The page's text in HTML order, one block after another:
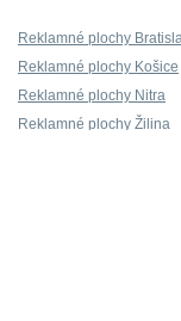
Reklamné plochy
Reklamné plochy Košice
Reklamné plochy Nitra
Reklamné plochy Žilina